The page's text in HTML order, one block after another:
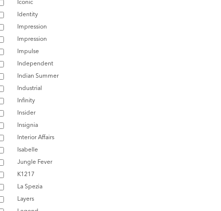
Iconic
Identity
Impression
Impression
Impulse
Independent
Indian Summer
Industrial
Infinity
Insider
Insignia
Interior Affairs
Isabelle
Jungle Fever
K1217
La Spezia
Layers